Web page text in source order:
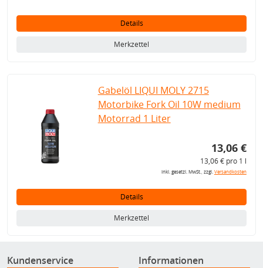
Details
Merkzettel
Gabelöl LIQUI MOLY 2715
Motorbike Fork Oil 10W medium
Motorrad 1 Liter
13,06 €
13,06 € pro 1 l
inkl. gesetzl. MwSt., zzgl.Versandkosten
Details
Merkzettel
Kundenservice Informationen